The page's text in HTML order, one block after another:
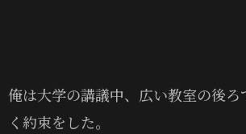
俺は大学の講議中、広い教室の後
く約束をした。